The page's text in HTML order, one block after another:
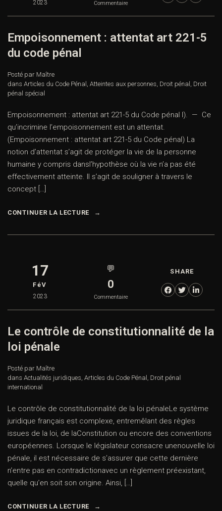
2023 Commentaire
Empoisonnement : attentat art 221-5
du code pénal
Posté par Maître
dans Articles du Code Pénal , Atteintes aux personnes, Droit pénal , Droit
pénal spécial
Empoisonnement : attentat art 221-5 du Code pénal I). — Ce
qu’incrimine l’empoisonnement est un attentat.
(Empoisonnement : attentat art 221-5 du Code pénal) La
notion d’attentat s’agit de protéger la vie de la personne
humaine y compris dansl’hypothèse où la vie n’a pas été
effectivement atteinte. Il s’agit de souligner à travers le
concept […]
CONTINUER LA LECTURE
17
FéV
2023
💬
0
Commentaire
SHARE
Le contrôle de constitutionnalité de la
loi pénale
Posté par Maître
dans Actualités juridiques, Articles du Code Pénal , Droit pénal
international
Le contrôle de constitutionnalité de la loi pénaleLe système
juridique français est complexe, entremêlant des règles
issues de la loi, de laConstitution ou encore des conventions
européennes. Lorsque le législateur consacre unenouvelle loi
pénale, il est nécessaire de s’assurer que cette dernière
n’entre pas en contradictionavec un règlement préexistant,
quelle qu’en soit son origine. Ainsi, […]
CONTINUER LA LECTURE